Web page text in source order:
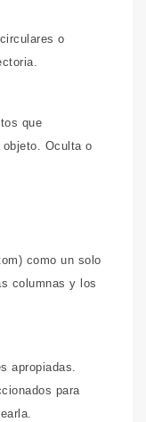
o
que
objeto. Oculta o
como un solo
columnas y los
apropiadas.
para